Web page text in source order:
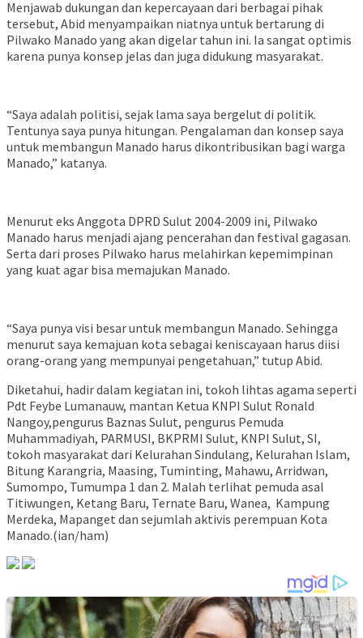
Menjawab dukungan dan kepercayaan dari berbagai pihak
tersebut, Abid menyampaikan niatnya untuk bertarung di
Pilwako Manado yang akan digelar tahun ini. Ia sangat optimis
karena punya konsep jelas dan juga didukung masyarakat.
“Saya adalah politisi, sejak lama saya bergelut di politik.
Tentunya saya punya hitungan. Pengalaman dan konsep saya
untuk membangun Manado harus dikontribusikan bagi warga
Manado,” katanya.
Menurut eks Anggota DPRD Sulut 2004-2009 ini, Pilwako
Manado harus menjadi ajang pencerahan dan festival gagasan.
Serta dari proses Pilwako harus melahirkan kepemimpinan
yang kuat agar bisa memajukan Manado.
“Saya punya visi besar untuk membangun Manado. Sehingga
menurut saya kemajuan kota sebagai keniscayaan harus diisi
orang-orang yang mempunyai pengetahuan,” tutup Abid.
Diketahui, hadir dalam kegiatan ini, tokoh lihtas agama seperti
Pdt Feybe Lumanauw, mantan Ketua KNPI Sulut Ronald
Nangoy,pengurus Baznas Sulut, pengurus Pemuda
Muhammadiyah, PARMUSI, BKPRMI Sulut, KNPI Sulut, SI,
tokoh masyarakat dari Kelurahan Sindulang, Kelurahan Islam,
Bitung Karangria, Maasing, Tuminting, Mahawu, Arridwan,
Sumompo, Tumumpa 1 dan 2. Malah terlihat pemuda asal
Titiwungen, Ketang Baru, Ternate Baru, Wanea, Kampung
Merdeka, Mapanget dan sejumlah aktivis perempuan Kota
Manado.(ian/ham)